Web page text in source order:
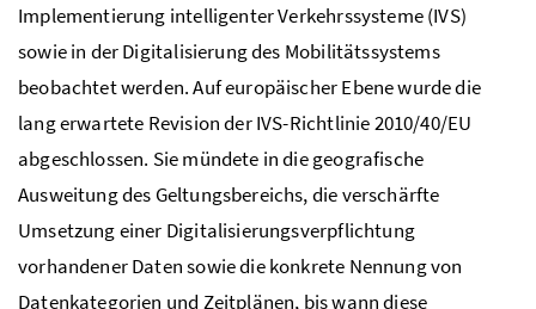
Implementierung intelligenter Verkehrssysteme (IVS)
sowie in der Digitalisierung des Mobilitätssystems
beobachtet werden. Auf europäischer Ebene wurde die
lang erwartete Revision der IVS-Richtlinie 2010/40/EU
abgeschlossen. Sie mündete in die geografische
Ausweitung des Geltungsbereichs, die verschärfte
Umsetzung einer Digitalisierungsverpflichtung
vorhandener Daten sowie die konkrete Nennung von
Datenkategorien und Zeitplänen, bis wann diese